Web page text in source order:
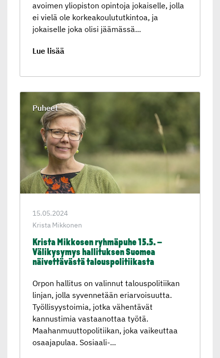
avoimen yliopiston opintoja jokaiselle, jolla
ei vielä ole korkeakoulututkintoa, ja
jokaiselle joka olisi jäämässä...
Lue lisää
15.05.2024
Krista Mikkonen
Krista Mikkosen ryhmäpuhe 15.5. –
Välikysymys hallituksen Suomea
näivettä­västä talouspo­li­tii­kasta
Orpon hallitus on valinnut talouspolitiikan
linjan, jolla syvennetään eriarvoisuutta.
Työllisyystoimia, jotka vähentävät
kannustimia vastaanottaa työtä.
Maahanmuuttopolitiikan, joka vaikeuttaa
osaajapulaa. Sosiaali-...
Puheet